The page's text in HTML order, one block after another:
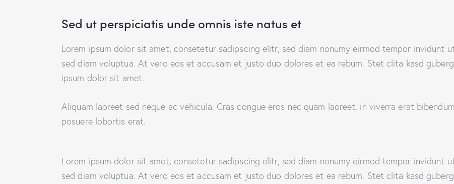
Sed ut perspiciatis unde omnis iste natus et
Lorem ipsum dolor sit amet, consetetur sadipscing elitr, sed diam nonumy eirmod tempor invidunt
sed diam voluptua. At vero eos et accusam et justo duo dolores et ea rebum. Stet clita kasd
ipsum dolor sit amet.
Aliquam laoreet sed neque ac vehicula. Cras congue eros nec quam laoreet, in viverra erat
posuere lobortis erat.
Lorem ipsum dolor sit amet, consetetur sadipscing elitr, sed diam nonumy eirmod tempor invidunt
sed diam voluptua. At vero eos et accusam et justo duo dolores et ea rebum. Stet clita kasd